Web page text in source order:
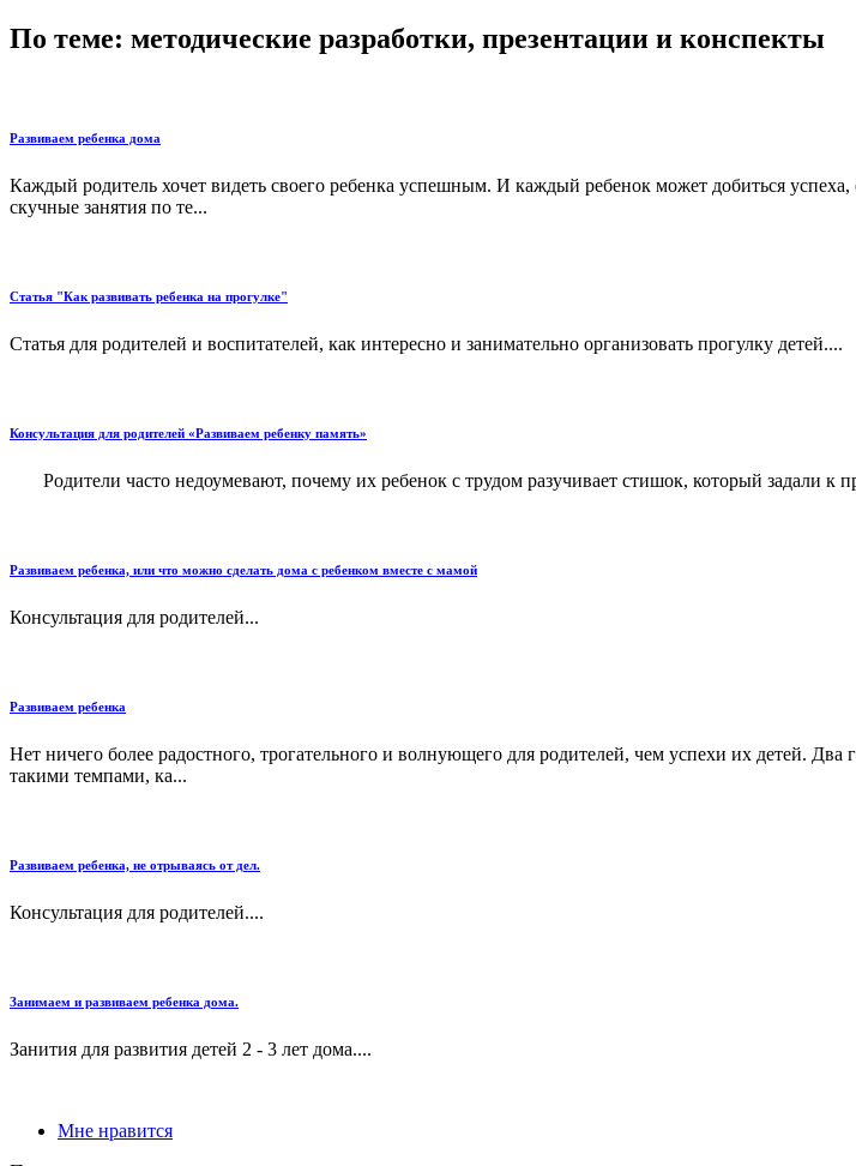
По теме: методические разработки, презентации и конспекты
Развиваем ребенка дома
Каждый родитель хочет видеть своего ребенка успешным. И каждый ребенок может добиться успеха,
скучные занятия по те...
Статья "Как развивать ребенка на прогулке"
Статья для родителей и воспитателей, как интересно и занимательно организовать прогулку детей....
Консультация для родителей «Развиваем ребенку память»
Родители часто недоумевают, почему их ребенок с трудом разучивает стишок, который задали к
Развиваем ребенка, или что можно сделать дома с ребенком вместе с мамой
Консультация для родителей...
Развиваем ребенка
Нет ничего более радостного, трогательного и волнующего для родителей, чем успехи их детей. Два
такими темпами, ка...
Развиваем ребенка, не отрываясь от дел.
Консультация для родителей....
Занимаем и развиваем ребенка дома.
Занития для развития детей 2 - 3 лет дома....
Мне нравится